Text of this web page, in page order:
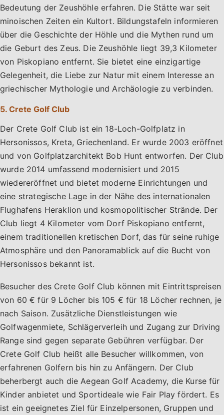
Bedeutung der Zeushöhle erfahren. Die Stätte war seit
minoischen Zeiten ein Kultort. Bildungstafeln informieren
über die Geschichte der Höhle und die Mythen rund um
die Geburt des Zeus. Die Zeushöhle liegt 39,3 Kilometer
von Piskopiano entfernt. Sie bietet eine einzigartige
Gelegenheit, die Liebe zur Natur mit einem Interesse an
griechischer Mythologie und Archäologie zu verbinden.
5. Crete Golf Club
Der Crete Golf Club ist ein 18-Loch-Golfplatz in
Hersonissos, Kreta, Griechenland. Er wurde 2003 eröffnet
und von Golfplatzarchitekt Bob Hunt entworfen. Der Club
wurde 2014 umfassend modernisiert und 2015
wiedereröffnet und bietet moderne Einrichtungen und
eine strategische Lage in der Nähe des internationalen
Flughafens Heraklion und kosmopolitischer Strände. Der
Club liegt 4 Kilometer vom Dorf Piskopiano entfernt,
einem traditionellen kretischen Dorf, das für seine ruhige
Atmosphäre und den Panoramablick auf die Bucht von
Hersonissos bekannt ist.
Besucher des Crete Golf Club können mit Eintrittspreisen
von 60 € für 9 Löcher bis 105 € für 18 Löcher rechnen, je
nach Saison. Zusätzliche Dienstleistungen wie
Golfwagenmiete, Schlägerverleih und Zugang zur Driving
Range sind gegen separate Gebühren verfügbar. Der
Crete Golf Club heißt alle Besucher willkommen, von
erfahrenen Golfern bis hin zu Anfängern. Der Club
beherbergt auch die Aegean Golf Academy, die Kurse für
Kinder anbietet und Sportideale wie Fair Play fördert. Es
ist ein geeignetes Ziel für Einzelpersonen, Gruppen und